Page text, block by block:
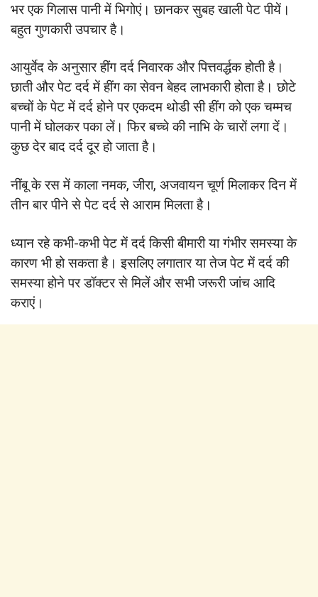
भर एक गिलास पानी में भिगोएं। छानकर सुबह खाली पेट पीयें।
बहुत गुणकारी उपचार है।
आयुर्वेद के अनुसार हींग दर्द निवारक और पित्तव‌र्द्धक होती है।
छाती और पेट दर्द में हींग का सेवन बेहद लाभकारी होता है। छोटे
बच्चों के पेट में दर्द होने पर एकदम थोडी सी हींग को एक चम्मच
पानी में घोलकर पका लें। फिर बच्चे की नाभि के चारों लगा दें।
कुछ देर बाद दर्द दूर हो जाता है।
नींबू के रस में काला नमक, जीरा, अजवायन चूर्ण मिलाकर दिन में
तीन बार पीने से पेट दर्द से आराम मिलता है।
ध्यान रहे कभी-कभी पेट में दर्द किसी बीमारी या गंभीर समस्या के
कारण भी हो सकता है। इसलिए लगातार या तेज पेट में दर्द की
समस्या होने पर डॉक्टर से मिलें और सभी जरूरी जांच आदि
कराएं।